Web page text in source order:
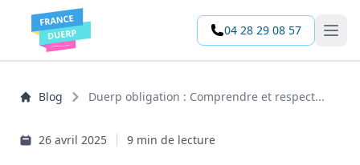
04 28 29 08 57
Blog Duerp obligation : Comprendre et respect...
26 avril 2025 9 min de lecture